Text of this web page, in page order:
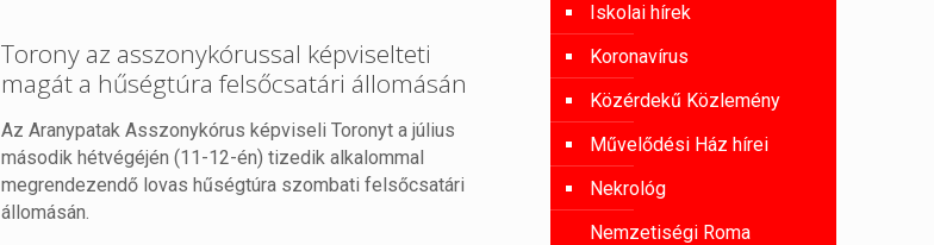
Torony az asszonykórussal képviselteti
magát a hűségtúra felsőcsatári állomásán
Az Aranypatak Asszonykórus képviseli Toronyt a július
második hétvégéjén (11-12-én) tizedik alkalommal
megrendezendő lovas hűségtúra szombati felsőcsatári
állomásán.
Iskolai hírek
Koronavírus
Közérdekű Közlemény
Művelődési Ház hírei
Nekrológ
Nemzetiségi Roma